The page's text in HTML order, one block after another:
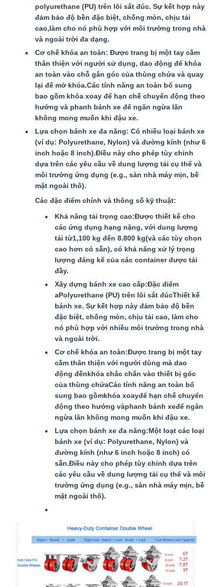
polyurethane (PU) trên lõi sắt đúc. Sự kết hợp này
đảm bảo độ bền đặc biệt, chống mòn, chịu tải
cao,làm cho nó phù hợp với môi trường trong nhà
và ngoài trời đa dạng.
Cơ chế khóa an toàn: Được trang bị một tay cầm
thân thiện với người sử dụng, dao động để khóa
an toàn vào chỗ gắn góc của thùng chứa và quay
lại để mở khóa.Các tính năng an toàn bổ sung
bao gồm khóa xoay để hạn chế chuyển động theo
hướng và phanh bánh xe để ngăn ngừa lăn
không mong muốn khi đậu xe.
Lựa chọn bánh xe đa năng: Có nhiều loại bánh xe
(ví dụ: Polyurethane, Nylon) và đường kính (như 6
inch hoặc 8 inch).Điều này cho phép tùy chỉnh
dựa trên các yêu cầu về dung lượng tải cụ thể và
môi trường ứng dụng (e.g., sàn nhà máy mịn, bề
mặt ngoài thô).
Các đặc điểm chính và thông số kỹ thuật:
Khả năng tải trọng cao:Được thiết kế cho
các ứng dụng hạng nặng, với dung lượng
tải từ1,100 kg đến 8.800 kg(và các tùy chọn
cao hơn có sẵn), có khả năng xử lý trọng
lượng đáng kể của các container được tải
đầy.
Xây dựng bánh xe cao cấp:Đặc điểm
aPolyurethane (PU) trên lõi sắt đúcThiết kế
bánh xe. Sự kết hợp này đảm bảo độ bền
đặc biệt, chống mòn, chịu tải cao, làm cho
nó phù hợp với nhiều môi trường trong nhà
và ngoài trời.
Cơ chế khóa an toàn:Được trang bị một tay
cầm thân thiện với người dùng mà dao
động đếnkhóa chắc chắn vào thiết bị góc
của thùng chứaCác tính năng an toàn bổ
sung bao gồmkhóa xoayđể hạn chế chuyển
động theo hướng vàphanh bánh xeđể ngăn
ngừa lăn không mong muốn khi đậu xe.
Lựa chọn bánh xe đa năng:Một loạt các loại
bánh xe (ví dụ: Polyurethane, Nylon) và
đường kính (như 6 inch hoặc 8 inch) có
sẵn.Điều này cho phép tùy chỉnh dựa trên
các yêu cầu về dung lượng tải cụ thể và môi
trường ứng dụng (e.g., sàn nhà máy mịn, bề
mặt ngoài thô).